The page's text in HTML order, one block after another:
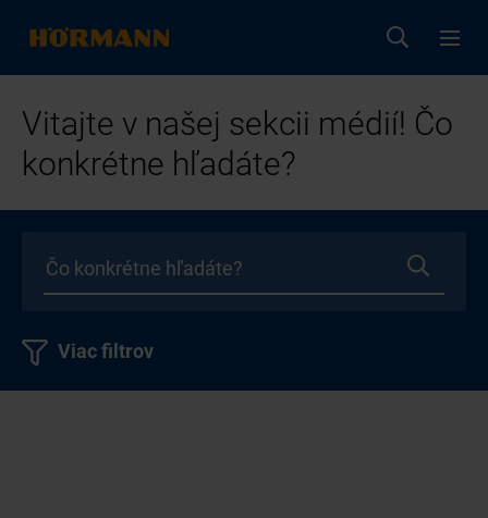
Vitajte v našej sekcii médií! Čo
konkrétne hľadáte?
Viac filtrov